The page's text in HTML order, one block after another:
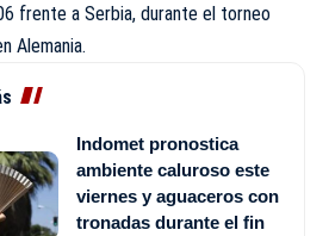
frente a Serbia, durante el torneo
Alemania.
Indomet pronostica
ambiente caluroso este
viernes y aguaceros con
tronadas durante el fin